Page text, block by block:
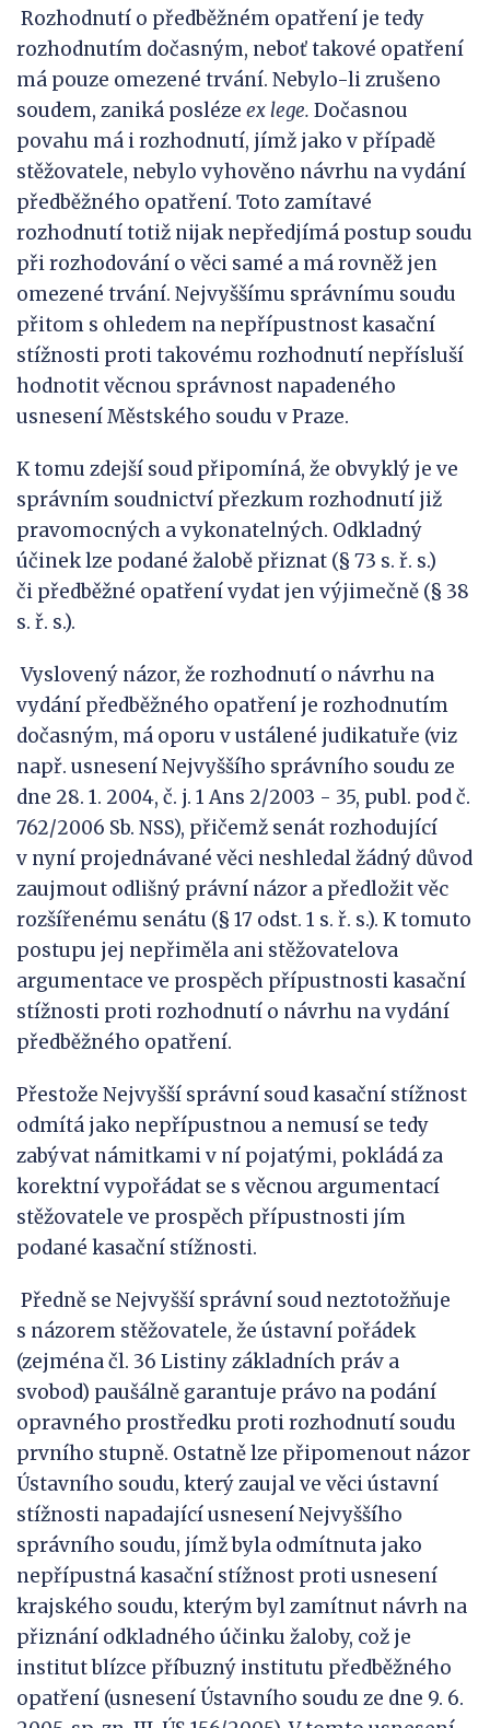
Rozhodnutí o předběžném opatření je tedy
rozhodnutím dočasným, neboť takové opatření
má pouze omezené trvání. Nebylo-li zrušeno
soudem, zaniká posléze ex lege. Dočasnou
povahu má i rozhodnutí, jímž jako v případě
stěžovatele, nebylo vyhověno návrhu na vydání
předběžného opatření. Toto zamítavé
rozhodnutí totiž nijak nepředjímá postup soudu
při rozhodování o věci samé a má rovněž jen
omezené trvání. Nejvyššímu správnímu soudu
přitom s ohledem na nepřípustnost kasační
stížnosti proti takovému rozhodnutí nepřísluší
hodnotit věcnou správnost napadeného
usnesení Městského soudu v Praze.
K tomu zdejší soud připomíná, že obvyklý je ve
správním soudnictví přezkum rozhodnutí již
pravomocných a vykonatelných. Odkladný
účinek lze podané žalobě přiznat (§ 73 s. ř. s.)
či předběžné opatření vydat jen výjimečně (§ 38
s. ř. s.).
Vyslovený názor, že rozhodnutí o návrhu na
vydání předběžného opatření je rozhodnutím
dočasným, má oporu v ustálené judikatuře (viz
např. usnesení Nejvyššího správního soudu ze
dne 28. 1. 2004, č. j. 1 Ans 2/2003 - 35, publ. pod č.
762/2006 Sb. NSS), přičemž senát rozhodující
v nyní projednávané věci neshledal žádný důvod
zaujmout odlišný právní názor a předložit věc
rozšířenému senátu (§ 17 odst. 1 s. ř. s.). K tomuto
postupu jej nepřiměla ani stěžovatelova
argumentace ve prospěch přípustnosti kasační
stížnosti proti rozhodnutí o návrhu na vydání
předběžného opatření.
Přestože Nejvyšší správní soud kasační stížnost
odmítá jako nepřípustnou a nemusí se tedy
zabývat námitkami v ní pojatými, pokládá za
korektní vypořádat se s věcnou argumentací
stěžovatele ve prospěch přípustnosti jím
podané kasační stížnosti.
Předně se Nejvyšší správní soud neztotožňuje
s názorem stěžovatele, že ústavní pořádek
(zejména čl. 36 Listiny základních práv a
svobod) paušálně garantuje právo na podání
opravného prostředku proti rozhodnutí soudu
prvního stupně. Ostatně lze připomenout názor
Ústavního soudu, který zaujal ve věci ústavní
stížnosti napadající usnesení Nejvyššího
správního soudu, jímž byla odmítnuta jako
nepřípustná kasační stížnost proti usnesení
krajského soudu, kterým byl zamítnut návrh na
přiznání odkladného účinku žaloby, což je
institut blízce příbuzný institutu předběžného
opatření (usnesení Ústavního soudu ze dne 9. 6.